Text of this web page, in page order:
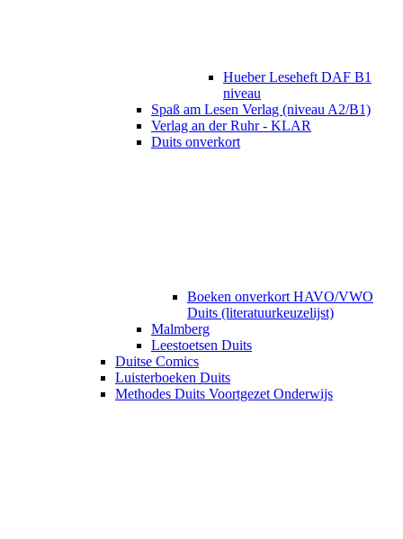
Hueber Leseheft DAF B1
niveau
Spaß am Lesen Verlag (niveau A2/B1)
Verlag an der Ruhr - KLAR
Duits onverkort
Boeken onverkort HAVO/VWO
Duits (literatuurkeuzelijst)
Malmberg
Leestoetsen Duits
Duitse Comics
Luisterboeken Duits
Methodes Duits Voortgezet Onderwijs